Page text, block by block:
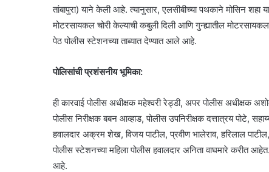
तांबापुरा) याने केली आहे. त्यानुसार, एलसीबीच्या पथकाने मोसिन शहा
मोटरसायकल चोरी केल्याची कबुली दिली आणि गुन्ह्यातील
पेठ पोलीस स्टेशनच्या ताब्यात देण्यात आले आहे.
पोलिसांची प्रशंसनीय भूमिका:
ही कारवाई पोलीस अधीक्षक महेश्वरी रेड्डी, अपर पोलीस अधीक्षक
पोलीस निरीक्षक बबन आव्हाड, पोलीस उपनिरीक्षक दत्तात्रय पोटे,
हवालदार अक्रम शेख, विजय पाटील, प्रवीण भालेराव, हरिलाल
पोलीस स्टेशनच्या महिला पोलीस हवालदार अनिता वाघमारे करीत
आहे.